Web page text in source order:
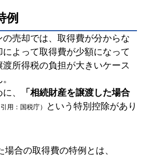
例
売却では、取得費が分からな
よって取得費が少額になって
渡所得税の負担が大きいケース
、
「相続財産を譲渡した場合
引用：国税庁）
という特別控除があり
合の取得費の特例とは、